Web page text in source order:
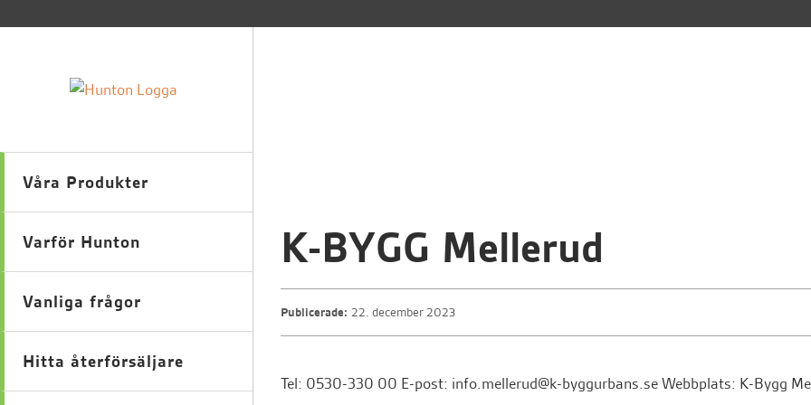
Våra Produkter
Varför Hunton
Vanliga frågor
Hitta återförsäljare
K-BYGG Mellerud
Publicerade: 22. december 2023
Tel: 0530-330 00 E-post: info.mellerud@k-byggurbans.se Webbplats: K-Bygg